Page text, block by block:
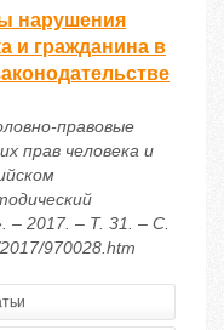
нарушения
и гражданина в
правовые
прав человека и
– 2017. – Т. 31. – С.
970028.htm